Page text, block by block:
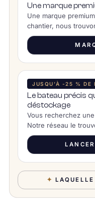
Une marque
Une marque
chantier, nous
JUSQU’À -25 % DE
Le bateau précis
déstockage
Vous recherchez
Notre réseau le
✦